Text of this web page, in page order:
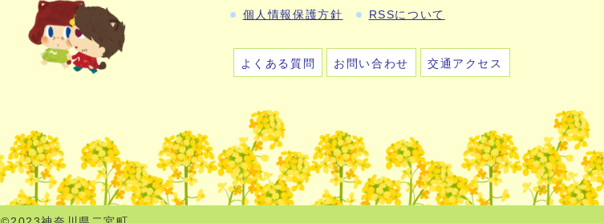
個人情報保護方針 RSSについて
よくある質問 お問い合わせ 交通アクセス